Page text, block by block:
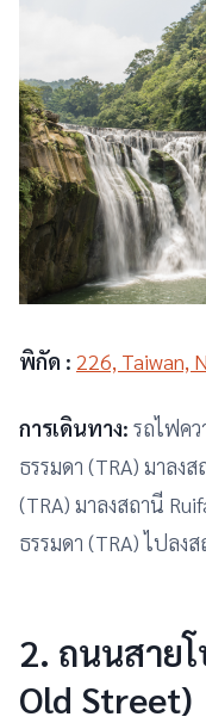
พิกัด : 226, Taiwan,
การเดินทาง: รถไฟคว
ธรรมดา (TRA) มาล
(TRA) มาลงสถานี
ธรรมดา (TRA) ไปลง
2. ถนนสาย
Old Street)